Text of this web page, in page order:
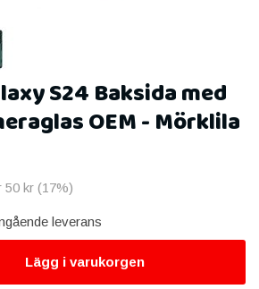
S24 Baksida med
OEM - Mörklila
50 kr (17%)
leverans
Lägg i varukorgen